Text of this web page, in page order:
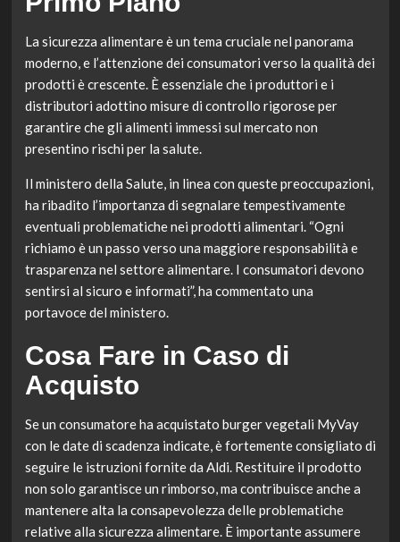
La sicurezza alimentare è un tema cruciale nel panorama
moderno, e l’attenzione dei consumatori verso la qualità dei
prodotti è crescente. È essenziale che i produttori e i
distributori adottino misure di controllo rigorose per
garantire che gli alimenti immessi sul mercato non
presentino rischi per la salute.
Il ministero della Salute, in linea con queste preoccupazioni,
ha ribadito l’importanza di segnalare tempestivamente
eventuali problematiche nei prodotti alimentari. “Ogni
richiamo è un passo verso una maggiore responsabilità e
trasparenza nel settore alimentare. I consumatori devono
sentirsi al sicuro e informati”, ha commentato una
portavoce del ministero.
Cosa Fare in Caso di
Acquisto
Se un consumatore ha acquistato burger vegetali MyVay
con le date di scadenza indicate, è fortemente consigliato di
seguire le istruzioni fornite da Aldi. Restituire il prodotto
non solo garantisce un rimborso, ma contribuisce anche a
mantenere alta la consapevolezza delle problematiche
relative alla sicurezza alimentare. È importante assumere